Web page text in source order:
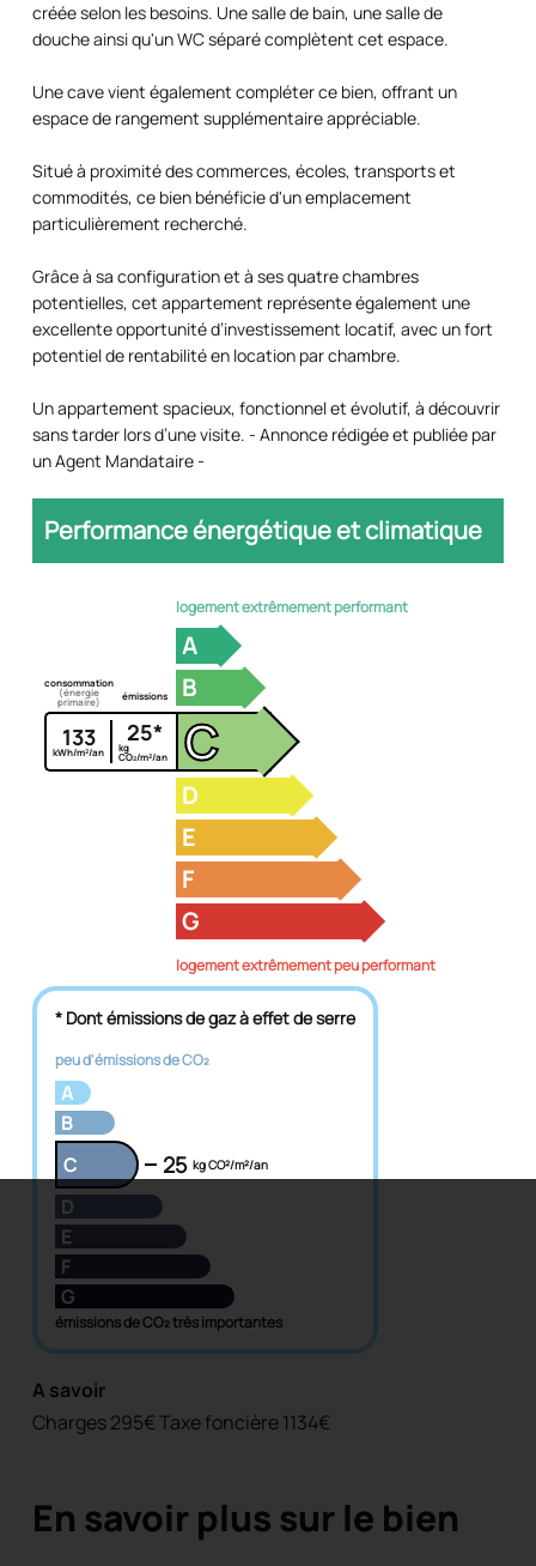
créée selon les besoins. Une salle de bain, une salle de
douche ainsi qu'un WC séparé complètent cet espace.
Une cave vient également compléter ce bien, offrant un
espace de rangement supplémentaire appréciable.
Situé à proximité des commerces, écoles, transports et
commodités, ce bien bénéficie d'un emplacement
particulièrement recherché.
Grâce à sa configuration et à ses quatre chambres
potentielles, cet appartement représente également une
excellente opportunité d’investissement locatif, avec un fort
potentiel de rentabilité en location par chambre.
Un appartement spacieux, fonctionnel et évolutif, à découvrir
sans tarder lors d’une visite. - Annonce rédigée et publiée par
un Agent Mandataire -
Performance énergétique et climatique
logement extrêmement performant
A
B
consommation
(énergie
primaire)
133
kWh/m²/an
émissions
25*
kg
CO₂/m²/an C
D
E
F
G
logement extrêmement peu performant
* Dont émissions de gaz à effet de serre
peu d'émissions de CO₂
A
B
C
25 kg CO²/m²/an
D
E
F
G
émissions de CO₂ très importantes
A savoir
Charges 295€Taxe foncière 1134€
En savoir plus sur le bien